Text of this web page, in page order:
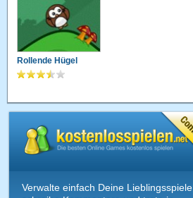
Rollende Hügel
Verwalte einfach Deine Lieblingsspiele,